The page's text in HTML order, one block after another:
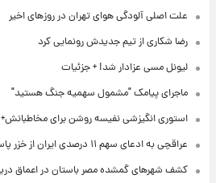
علت اصلی آلودگی هوای تهران در روزهای اخیر
رضا شکاری از تیم جدیدش رونمایی کرد
لیونل مسی عزادار شد! + جزئیات
ماجرای پیامک "مشمول سهمیه جنگ هستید"
استوری انگیزشی نفیسه روشن برای
عراقچی به ادعای سهم ۱۱ درصدی ایران از خزر پاسخ داد
کشف شهرهای گمشده مصر باستان در اعماق